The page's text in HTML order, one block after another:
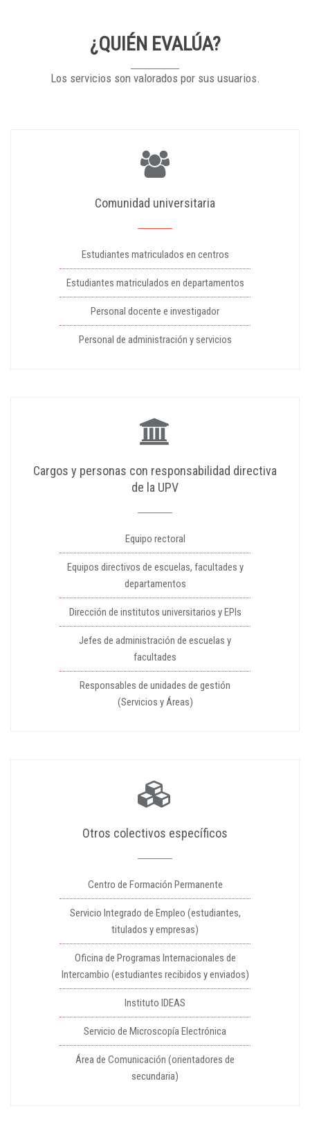
¿QUIÉN EVALÚA?
Los servicios son valorados por sus usuarios.
Comunidad universitaria
Estudiantes matriculados en centros
Estudiantes matriculados en departamentos
Personal docente e investigador
Personal de administración y servicios
Cargos y personas con responsabilidad directiva
de la UPV
Equipo rectoral
Equipos directivos de escuelas, facultades y
departamentos
Dirección de institutos universitarios y EPIs
Jefes de administración de escuelas y
facultades
Responsables de unidades de gestión
(Servicios y Áreas)
Otros colectivos específicos
Centro de Formación Permanente
Servicio Integrado de Empleo (estudiantes,
titulados y empresas)
Oficina de Programas Internacionales de
Intercambio (estudiantes recibidos y enviados)
Instituto IDEAS
Servicio de Microscopía Electrónica
Área de Comunicación (orientadores de
secundaria)